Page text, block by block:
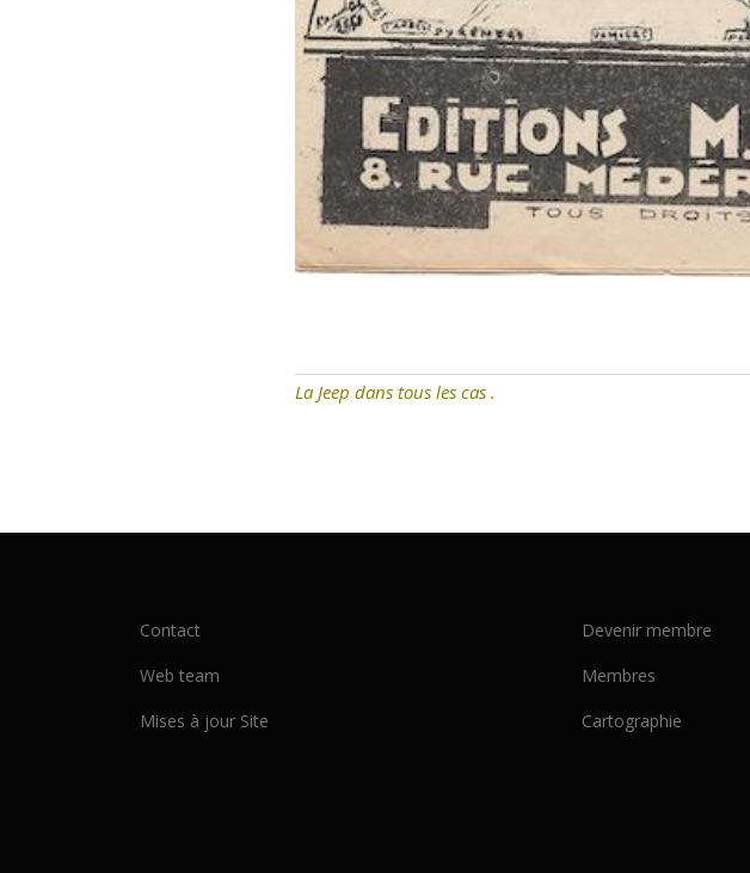
La Jeep dans tous les cas .
Contact
Web team
Mises à jour Site
Devenir membre
Membres
Cartographie